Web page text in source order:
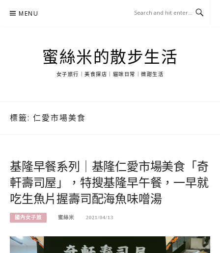
MENU
蜜絲米的散步生活
女子旅行｜美食探店｜貓咪日常｜微甜生活
標籤: 仁愛市場美食
基隆早餐系列｜基隆仁愛市場美食「奇
軒壽司屋」，特搜基隆早午餐，一早就
吃生魚片握壽司配海魚味噌湯
國內女子旅 蜜絲米 2021/04/13